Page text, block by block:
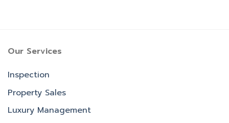
Our Services
Inspection
Property Sales
Luxury Management